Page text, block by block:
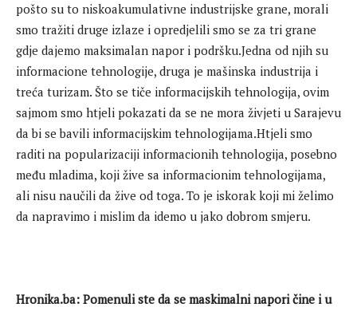
pošto su to niskoakumulativne industrijske grane, morali
smo tražiti druge izlaze i opredjelili smo se za tri grane
gdje dajemo maksimalan napor i podršku.Jedna od njih su
informacione tehnologije, druga je mašinska industrija i
treća turizam. Što se tiče informacijskih tehnologija, ovim
sajmom smo htjeli pokazati da se ne mora živjeti u Sarajevu
da bi se bavili informacijskim tehnologijama.Htjeli smo
raditi na popularizaciji informacionih tehnologija, posebno
među mladima, koji žive sa informacionim tehnologijama,
ali nisu naučili da žive od toga. To je iskorak koji mi želimo
da napravimo i mislim da idemo u jako dobrom smjeru.
Hronika.ba: Pomenuli ste da se maskimalni napori čine i u